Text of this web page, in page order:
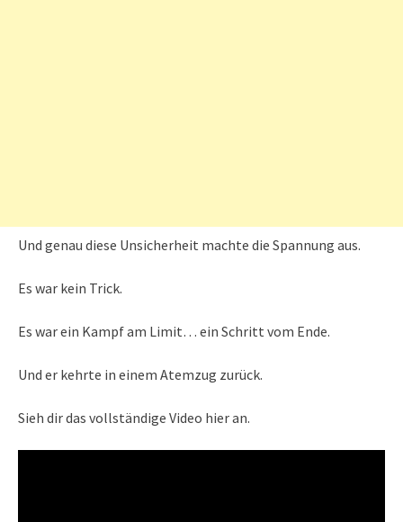
Und genau diese Unsicherheit machte die Spannung aus.
Es war kein Trick.
Es war ein Kampf am Limit… ein Schritt vom Ende.
Und er kehrte in einem Atemzug zurück.
Sieh dir das vollständige Video hier an.